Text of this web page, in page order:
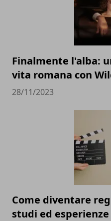
Finalmente l'alba:
vita romana con
28/11/2023
Come diventare
studi ed